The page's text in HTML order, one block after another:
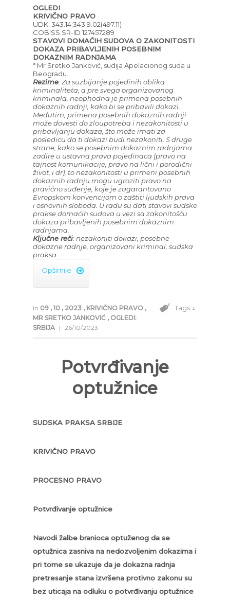
OGLEDI
KRIVIČNO PRAVO
UDK: 343.14:343.9.02(497.11)
COBISS.SR-ID 127457289
STAVOVI DOMAĆIH SUDOVA O ZAKONITOSTI
DOKAZA PRIBAVLJENIH POSEBNIM
DOKAZNIM RADNJAMA
* Mr Sretko Janković, sudija Apelacionog suda u
Beogradu.
Rezime: Za suzbijanje pojedinih oblika
kriminaliteta, a pre svega organizovanog
kriminala, neophodna je primena posebnih
dokaznih radnji, kako bi se pribavili dokazi.
Međutim, primena posebnih dokaznih radnji
može dovesti do zloupotreba i nezakonitosti u
pribavljanju dokaza, što može imati za
posledicu da ti dokazi budi nezakoniti. S druge
strane, kako se posebnim dokaznim radnjama
zadire u ustavna prava pojedinaca (pravo na
tajnost komunikacije, pravo na lični i porodični
život, i dr), to nezakonitosti u primeni posebnih
dokaznih radnju mogu ugroziti pravo na
pravično suđenje, koje je zagarantovano
Evropskom konvencijom o zaštiti ljudskih prava
i osnovnih sloboda. U radu su dati stavovi sudske
prakse domaćih sudova u vezi sa zakonitošću
dokaza pribavljenih posebnim dokaznim
radnjama.
Ključne reči: nezakoniti dokazi, posebne
dokazne radnje, organizovani kriminal, sudska
praksa.
Opširnije

in 09 , 10 , 2023 , KRIVIČNO PRAVO ,
MR SRETKO JANKOVIĆ , OGLEDI:
SRBIJA | 26/10/2023
Tags ↓
Potvrđivanje
optužnice
SUDSKA PRAKSA SRBIJE
KRIVIČNO PRAVO
PROCESNO PRAVO
Potvrđivanje optužnice
Navodi žalbe branioca optuženog da se
optužnica zasniva na nedozvoljenim dokazima i
pri tome se ukazuje da je dokazna radnja
pretresanje stana izvršena protivno zakonu su
bez uticaja na odluku o potvrđivanju optužnice